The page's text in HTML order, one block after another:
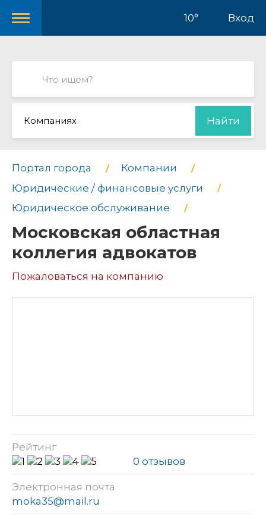
10° Вход
Компаниях Найти
Портал города
Компании
Юридические / финансовые услуги
Юридическое обслуживание
Московская областная
коллегия адвокатов
Пожаловаться на компанию
Рейтинг
0 отзывов
Электронная почта
moka35@mail.ru